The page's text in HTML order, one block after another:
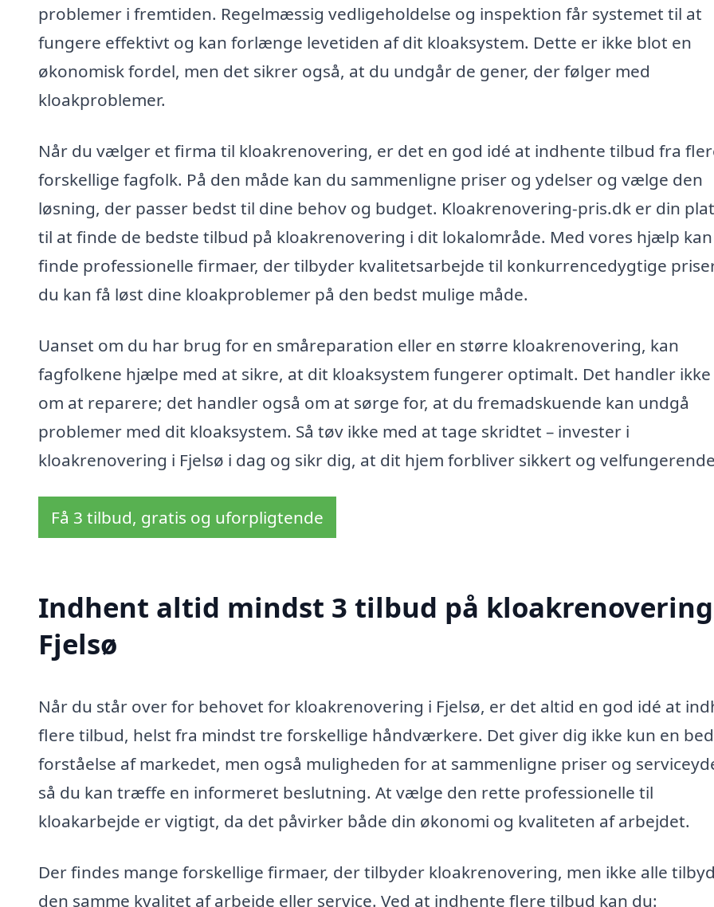
problemer i fremtiden. Regelmæssig vedligeholdelse og inspektion får systemet til at
fungere effektivt og kan forlænge levetiden af dit kloaksystem. Dette er ikke blot en
økonomisk fordel, men det sikrer også, at du undgår de gener, der følger med
kloakproblemer.
Når du vælger et firma til kloakrenovering, er det en god idé at indhente tilbud fra
forskellige fagfolk. På den måde kan du sammenligne priser og ydelser og vælge den
løsning, der passer bedst til dine behov og budget. Kloakrenovering-pris.dk er din
til at finde de bedste tilbud på kloakrenovering i dit lokalområde. Med vores hjælp
finde professionelle firmaer, der tilbyder kvalitetsarbejde til konkurrencedygtige
du kan få løst dine kloakproblemer på den bedst mulige måde.
Uanset om du har brug for en småreparation eller en større kloakrenovering, kan
fagfolkene hjælpe med at sikre, at dit kloaksystem fungerer optimalt. Det handler
om at reparere; det handler også om at sørge for, at du fremadskuende kan undgå
problemer med dit kloaksystem. Så tøv ikke med at tage skridtet – invester i
kloakrenovering i Fjelsø i dag og sikr dig, at dit hjem forbliver sikkert og
Få 3 tilbud, gratis og uforpligtende
Indhent altid mindst 3 tilbud på
Fjelsø
Når du står over for behovet for kloakrenovering i Fjelsø, er det altid en god idé at
flere tilbud, helst fra mindst tre forskellige håndværkere. Det giver dig ikke kun en
forståelse af markedet, men også muligheden for at sammenligne priser og
så du kan træffe en informeret beslutning. At vælge den rette professionelle til
kloakarbejde er vigtigt, da det påvirker både din økonomi og kvaliteten af arbejdet.
Der findes mange forskellige firmaer, der tilbyder kloakrenovering, men ikke alle
den samme kvalitet af arbejde eller service. Ved at indhente flere tilbud kan du: